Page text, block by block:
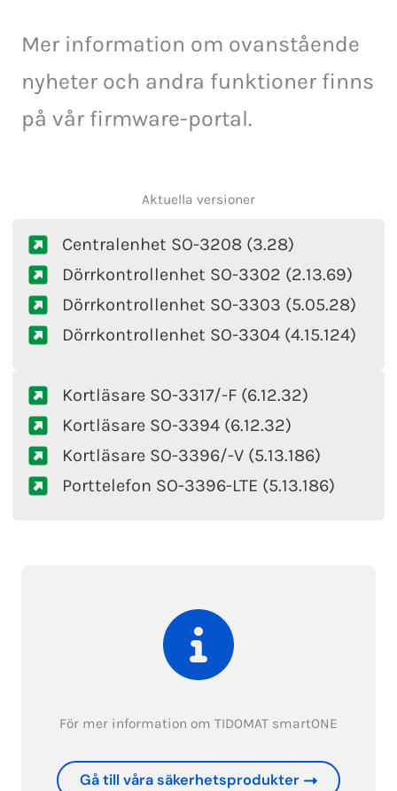
Mer information om ovanstående
nyheter och andra funktioner finns
på vår firmware-portal.
Aktuella versioner
Centralenhet SO-3208 (3.28)
Dörrkontrollenhet SO-3302 (2.13.69)
Dörrkontrollenhet SO-3303 (5.05.28)
Dörrkontrollenhet SO-3304 (4.15.124)
Kortläsare SO-3317/-F (6.12.32)
Kortläsare SO-3394 (6.12.32)
Kortläsare SO-3396/-V (5.13.186)
Porttelefon SO-3396-LTE (5.13.186)
För mer information om TIDOMAT smartONE
Gå till våra säkerhetsprodukter